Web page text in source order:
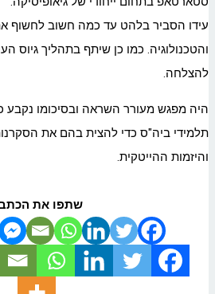
עידו הסביר בלהט עד כמה חשוב לחשוף
והטכנולוגיה. כמו כן שיתף בתהליך גיוס
להצלחה.
היה מפגש מעורר השראה ובסיכומו נקבע
תלמידי ביה"ס כדי להצית בהם את
והיזמות ההייטקית.
שתפו את